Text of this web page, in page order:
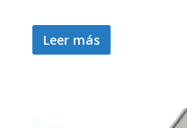
Leer más